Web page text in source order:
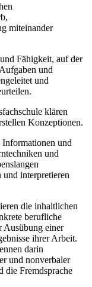
miteinander
Fähigkeit, auf der
und
und
klären
Konzeptionen.
und
und
und interpretieren
die inhaltlichen
berufliche
Ausübung einer
ihrer Arbeit.
darin
und nonverbaler
die Fremdsprache